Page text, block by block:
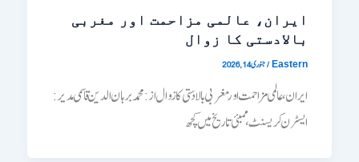
ایران، عالمی مزاحمت اور مغربی
بالادستی کا زوال
Eastern
/جنوری 14, 2026
ایران، عالمی مزاحمت اور مغربی بالادستی کا زوال از: محمد برہان الدین قاسمی مدیر:
ایسٹرن کریسنٹ، ممبئی تاریخ میں کچھ